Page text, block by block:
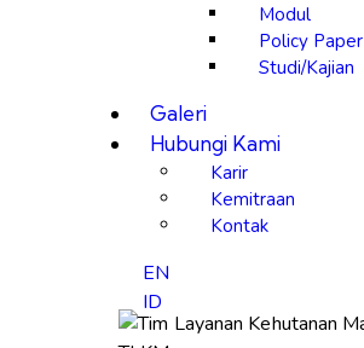
Modul
Policy Paper
Studi/Kajian
Galeri
Hubungi Kami
Karir
Kemitraan
Kontak
EN
ID